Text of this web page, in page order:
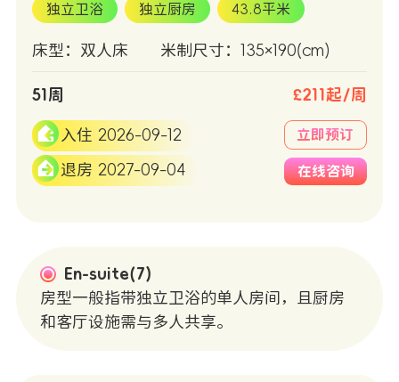
独立卫浴 独立厨房 43.8平米
床型：双人床 米制尺寸：135×190(cm)
51周 £211起/周
入住 2026-09-12
退房 2027-09-04
立即预订
在线咨询
En-suite(7)
房型一般指带独立卫浴的单人房间，且厨房
和客厅设施需与多人共享。